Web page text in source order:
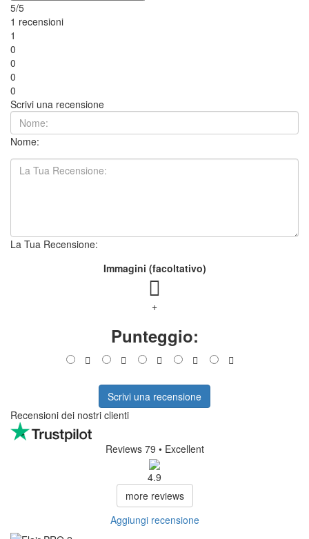
5/5
1 recensioni
1
0
0
0
0
Scrivi una recensione
Nome:
La Tua Recensione:
Immagini (facoltativo)
+
Punteggio:
Scrivi una recensione
Recensioni dei nostri clienti
Reviews 79 • Excellent
4.9
more reviews
Aggiungi recensione